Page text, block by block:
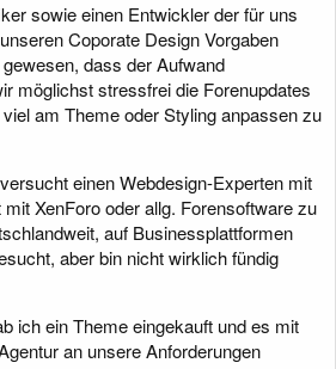
sowie einen Entwickler der für uns
Coporate Design Vorgaben
dass der Aufwand
möglichst stressfrei die Forenupdates
am Theme oder Styling anpassen zu
einen Webdesign-Experten mit
XenForo oder allg. Forensoftware zu
auf Businessplattformen
aber bin nicht wirklich fündig
ich ein Theme eingekauft und es mit
an unsere Anforderungen